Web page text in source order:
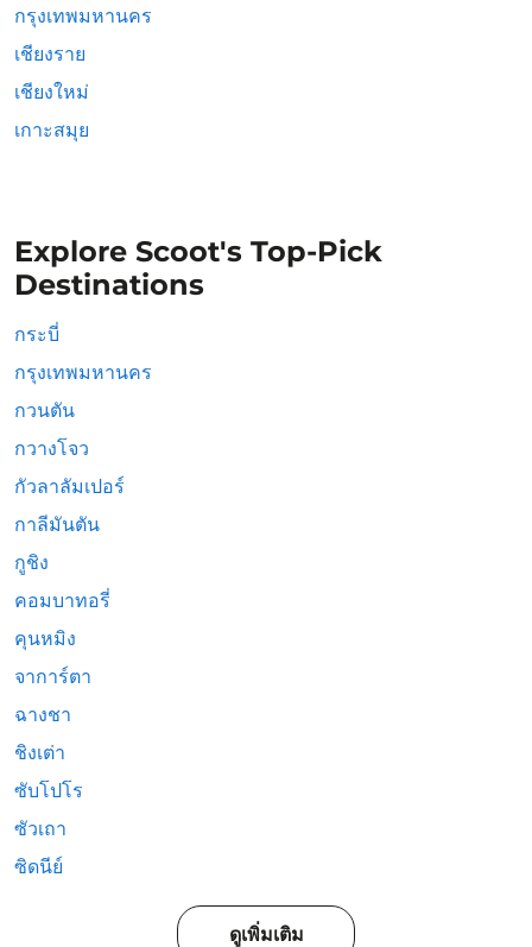
กรุงเทพมหานคร
เชียงราย
เชียงใหม่
เกาะสมุย
Explore Scoot's Top-Pick
Destinations
กระบี่
กรุงเทพมหานคร
กวนตัน
กวางโจว
กัวลาลัมเปอร์
กาลีมันตัน
กูชิง
คอมบาทอรี่
คุนหมิง
จาการ์ตา
ฉางชา
ชิงเต่า
ซับโปโร
ซัวเถา
ซิดนีย์
ดูเพิ่มเติม